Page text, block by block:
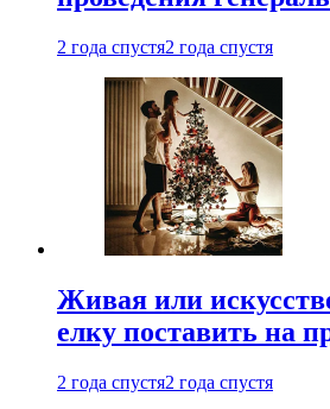
2 года спустя2 года спустя
Живая или
елку поставить на
2 года спустя2 года спустя